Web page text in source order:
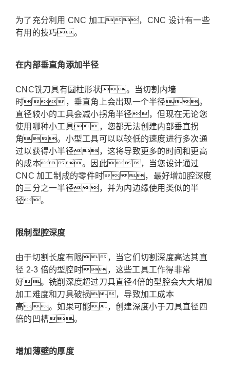
为了充分利用 CNC 加工，CNC 设计有一些
有用的技巧。
在内部垂直角添加半径
CNC铣刀具有圆柱形状。当切割内墙
时，垂直角上会出现一个半径。
直径较小的工具会减小拐角半径，但现在无论您
使用哪种小工具，您都无法创建内部垂直拐
角。 小型工具可以以较低的速度进行多次通
过以获得小半径，这将导致更多的时间和更高
的成本。
因此，当您设计通过
CNC 加工制成的零件时，最好增加腔深度
的三分之一半径，并为内边缘使用类似的半
径。
限制型腔深度
由于切割长度有限，当它们切割深度高达其直
径 2-3 倍的型腔时，这些工具工作得非常
好。铣削深度超过刀具直径4倍的型腔会大大增加
加工难度和刀具破损，导致加工成本
高。如果可能，创建深度小于刀具直径四
倍的凹槽。
增加薄壁的厚度